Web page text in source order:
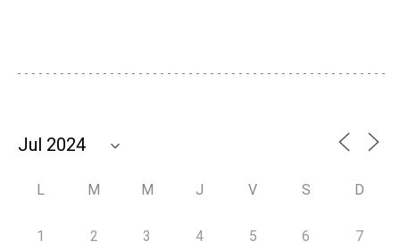
L M M J V S D
1 2 3 4 5 6 7